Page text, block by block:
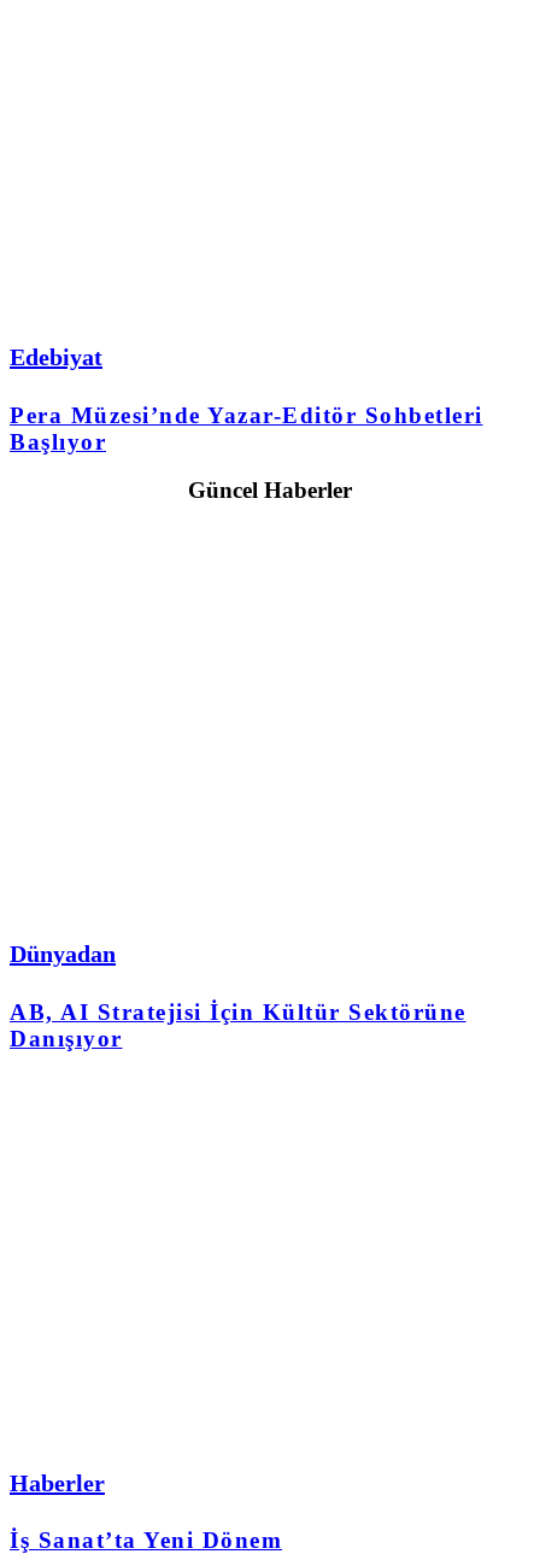
Edebiyat
Pera Müzesi’nde Yazar-Editör Sohbetleri
Başlıyor
Güncel Haberler
Dünyadan
AB, AI Stratejisi İçin Kültür Sektörüne
Danışıyor
Haberler
İş Sanat’ta Yeni Dönem